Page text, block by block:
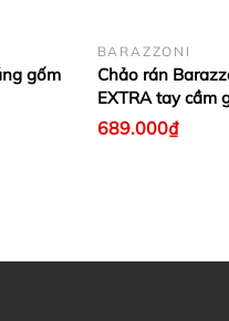
gốm
BARAZZONI
Chảo rán
EXTRA tay cầm
689.000₫